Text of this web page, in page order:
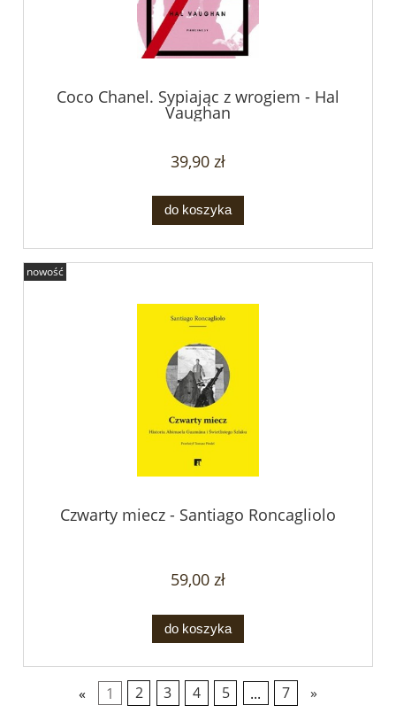
Coco Chanel. Sypiając z wrogiem - Hal
Vaughan
39,90 zł
do koszyka
Czwarty miecz - Santiago Roncagliolo
59,00 zł
do koszyka
nowość
« 1 2 3 4 5 ... 7 »